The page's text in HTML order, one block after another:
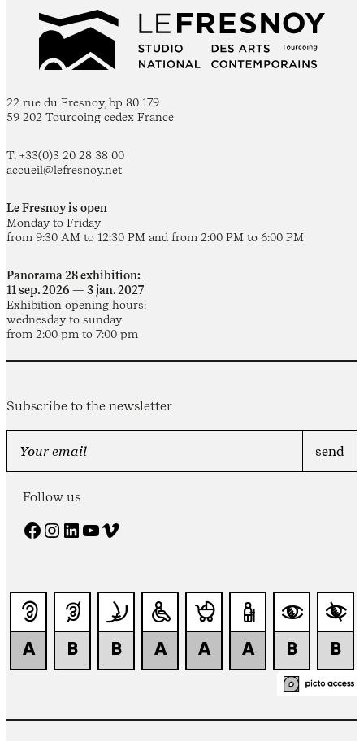
22 rue du Fresnoy, bp 80 179
59 202 Tourcoing cedex France
T. +33(0)3 20 28 38 00
accueil@lefresnoy.net
Le Fresnoy is open
Monday to Friday
from 9:30 AM to 12:30 PM and from 2:00 PM to 6:00 PM
Panorama 28 exhibition:
11 sep. 2026 — 3 jan. 2027
Exhibition opening hours:
wednesday to sunday
from 2:00 pm to 7:00 pm
Subscribe to the newsletter
Follow us
Facebook Instagram LinkedIn YouTube Vimeo